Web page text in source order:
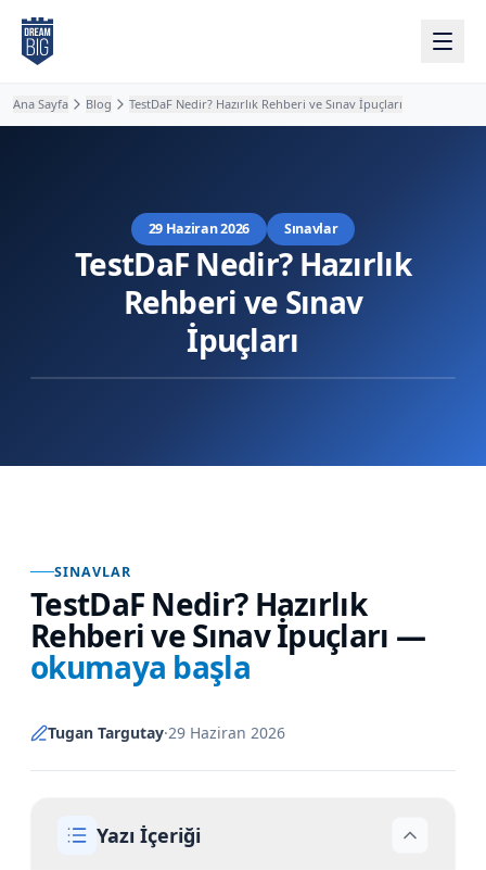
Ana içeriğe atla
Ana Sayfa Blog TestDaF Nedir? Hazırlık Rehberi ve Sınav İpuçları
29 Haziran 2026 Sınavlar
TestDaF Nedir? Hazırlık
Rehberi ve Sınav
İpuçları
SINAVLAR
TestDaF Nedir? Hazırlık
Rehberi ve Sınav İpuçları —
okumaya başla
Tugan Targutay·29 Haziran 2026
Yazı İçeriği